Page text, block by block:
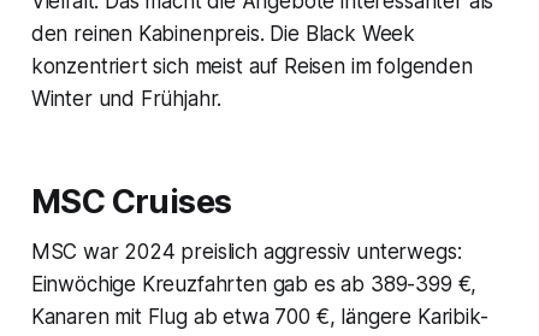
den reinen Kabinenpreis. Die Black Week
konzentriert sich meist auf Reisen im folgenden
Winter und Frühjahr.
MSC Cruises
MSC war 2024 preislich aggressiv unterwegs:
Einwöchige Kreuzfahrten gab es ab 389-399 €,
Kanaren mit Flug ab etwa 700 €, längere Karibik-